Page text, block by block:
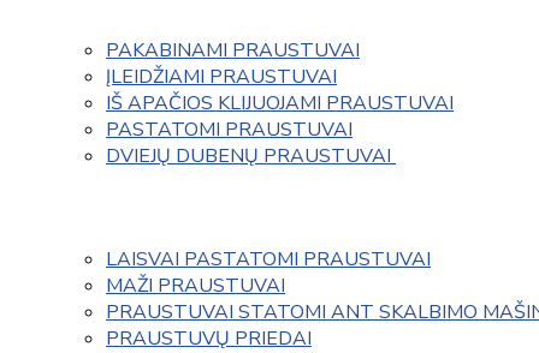
PAKABINAMI PRAUSTUVAI
ĮLEIDŽIAMI PRAUSTUVAI
IŠ APAČIOS KLIJUOJAMI PRAUSTUVAI
PASTATOMI PRAUSTUVAI
DVIEJŲ DUBENŲ PRAUSTUVAI
LAISVAI PASTATOMI PRAUSTUVAI
MAŽI PRAUSTUVAI
PRAUSTUVAI STATOMI ANT SKALBIMO
PRAUSTUVŲ PRIEDAI